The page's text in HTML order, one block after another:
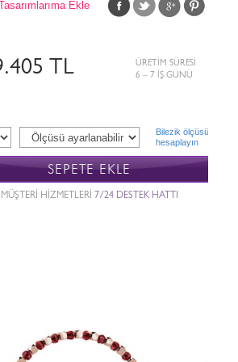
Ekle
TL
ÜRETİM SÜRESİ
6 – 7 İŞ GÜNÜ
Bilezik ölçüsü
hesaplayın
SEPETE EKLE
MÜŞTERİ HİZMETLERİ 7/24 DESTEK HATTI